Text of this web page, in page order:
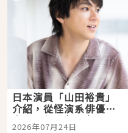
日本演員「山田裕貴」
介紹，從怪演系俳優走
向國民級日劇主角
2026年07月24日